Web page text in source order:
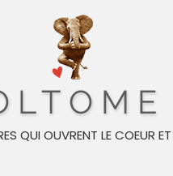
QUI OUVRENT LE COEUR ET
en France. Il est reporter
il rejoint clandestinement